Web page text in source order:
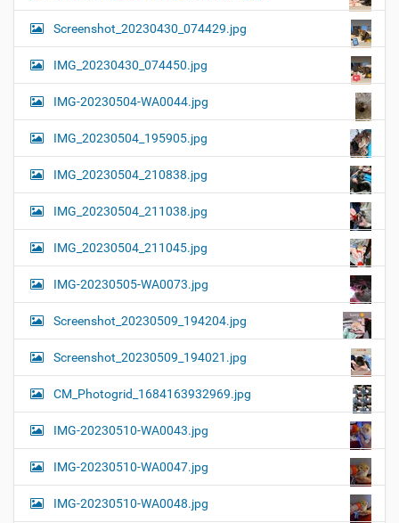
Screenshot_20230430_074429.jpg
IMG_20230430_074450.jpg
IMG-20230504-WA0044.jpg
IMG_20230504_195905.jpg
IMG_20230504_210838.jpg
IMG_20230504_211038.jpg
IMG_20230504_211045.jpg
IMG-20230505-WA0073.jpg
Screenshot_20230509_194204.jpg
Screenshot_20230509_194021.jpg
CM_Photogrid_1684163932969.jpg
IMG-20230510-WA0043.jpg
IMG-20230510-WA0047.jpg
IMG-20230510-WA0048.jpg